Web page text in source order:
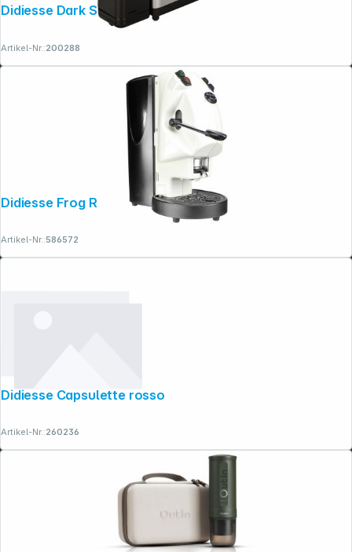
Didiesse Dark Side silver
Artikel-Nr.:200288
Didiesse Frog Revolution Base bianco
Artikel-Nr.:586572
Didiesse Capsulette rosso
Artikel-Nr.:260236